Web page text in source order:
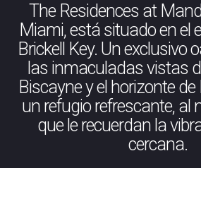
The Residences at
Miami, está situado en el
Brickell Key. Un exclusivo
las inmaculadas vistas
Biscayne y el horizonte
un refugio refrescante, al
que le recuerdan la
cercana.